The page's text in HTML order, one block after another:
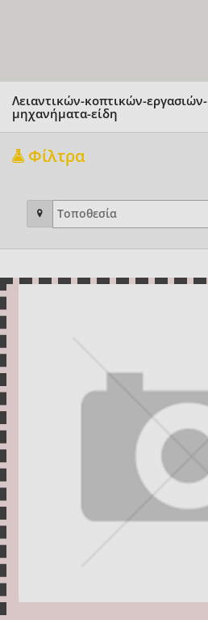
Λειαντικών-κοπτικών-εργασιών-
μηχανήματα-είδη
Φίλτρα